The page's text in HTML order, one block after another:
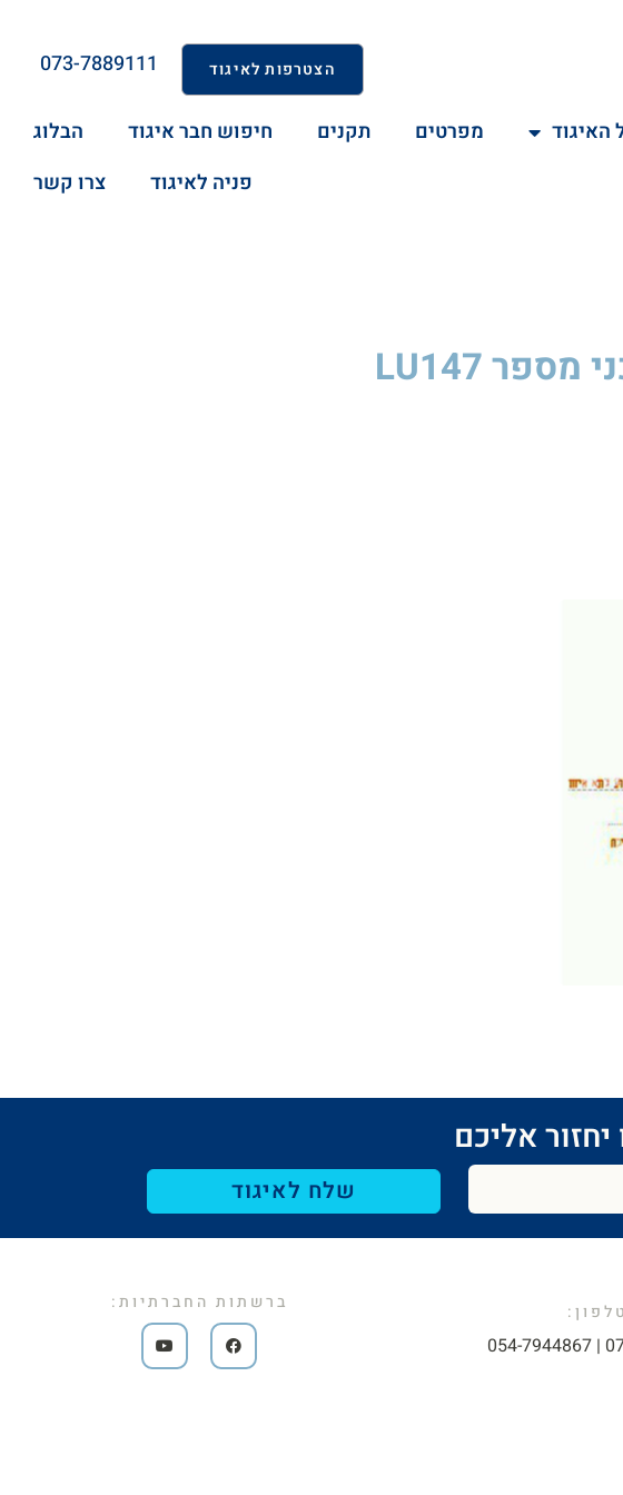
הצטרפות לאיגוד 073-7889111
האיגוד מפרטים תקנים חיפוש חבר איגוד
הבלוג
פניה לאיגוד
צרו קשר
מספר LU147
אליכם​
שלח לאיגוד
טלפון: ברשתות החברתיות: